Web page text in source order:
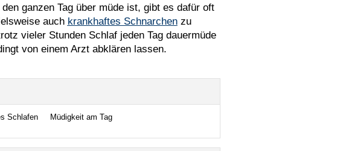
ganzen Tag über müde ist, gibt es dafür oft
auch krankhaftes Schnarchenzu
vieler Stunden Schlaf jeden Tag dauermüde
von einem Arzt abklären lassen.
Schlafen Müdigkeit am Tag